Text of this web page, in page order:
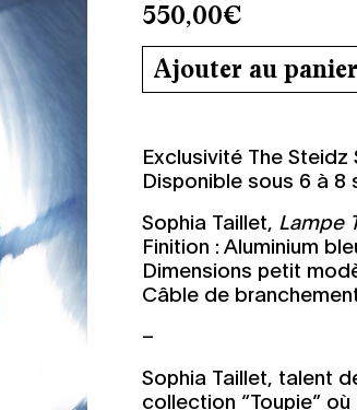
550,00€
Ajouter au panier
Exclusivité The Steidz
Disponible sous 6 à 8
Sophia Taillet, Lampe
Finition : Aluminium
Dimensions petit
Câble de
–
Sophia Taillet, talent
collection “Toupie”